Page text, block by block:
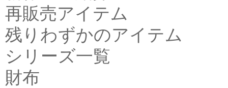
再販売アイテム
残りわずかのアイテム
シリーズ一覧
財布